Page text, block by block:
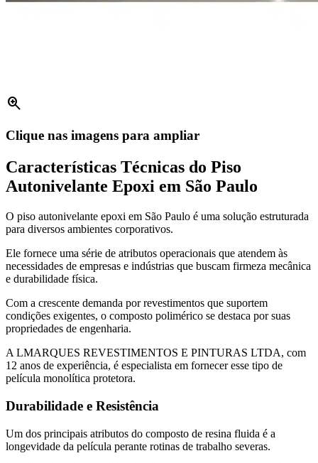
zoom_in
Clique nas imagens para ampliar
Características Técnicas do Piso
Autonivelante Epoxi em São Paulo
O piso autonivelante epoxi em São Paulo é uma solução estruturada
para diversos ambientes corporativos.
Ele fornece uma série de atributos operacionais que atendem às
necessidades de empresas e indústrias que buscam firmeza mecânica
e durabilidade física.
Com a crescente demanda por revestimentos que suportem
condições exigentes, o composto polimérico se destaca por suas
propriedades de engenharia.
A LMARQUES REVESTIMENTOS E PINTURAS LTDA, com
12 anos de experiência, é especialista em fornecer esse tipo de
película monolítica protetora.
Durabilidade e Resistência
Um dos principais atributos do composto de resina fluida é a
longevidade da película perante rotinas de trabalho severas.